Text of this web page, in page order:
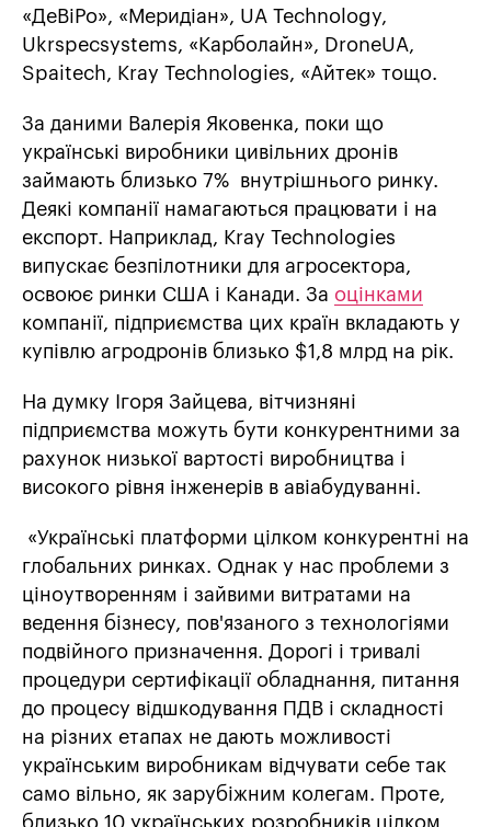
«ДеВіРо», «Меридіан», UA Technology,
Ukrspecsystems, «Карболайн», DroneUA,
Spaitech, Kray Technologies, «Айтек» тощо.
За даними Валерія Яковенка, поки що
українські виробники цивільних дронів
займають близько 7% внутрішнього ринку.
Деякі компанії намагаються працювати і на
експорт. Наприклад, Kray Technologies
випускає безпілотники для агросектора,
освоює ринки США і Канади. За оцінками
компанії, підприємства цих країн вкладають у
купівлю агродронів близько $1,8 млрд на рік.
На думку Ігоря Зайцева, вітчизняні
підприємства можуть бути конкурентними за
рахунок низької вартості виробництва і
високого рівня інженерів в авіабудуванні.
«Українські платформи цілком конкурентні на
глобальних ринках. Однак у нас проблеми з
ціноутворенням і зайвими витратами на
ведення бізнесу, пов'язаного з технологіями
подвійного призначення. Дорогі і тривалі
процедури сертифікації обладнання, питання
до процесу відшкодування ПДВ і складності
на різних етапах не дають можливості
українським виробникам відчувати себе так
само вільно, як зарубіжним колегам. Проте,
близько 10 українських розробників цілком